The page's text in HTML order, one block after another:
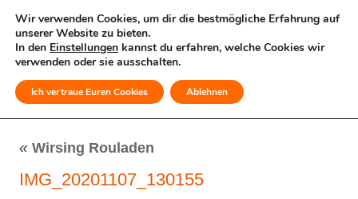
MENÜ
« Wirsing Rouladen
IMG_20201107_130155
Wir verwenden Cookies, um dir die bestmögliche Erfahrung auf
unserer Website zu bieten.
In den Einstellungen kannst du erfahren, welche Cookies wir
verwenden oder sie ausschalten.
Ich vertraue Euren Cookies Ablehnen